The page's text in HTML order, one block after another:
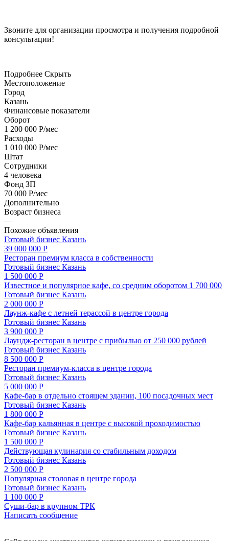
Звоните для организации просмотра и получения подробной
консультации!
Подробнее Скрыть
Местоположение
Город
Казань
Финансовые показатели
Оборот
1 200 000 Р/мес
Расходы
1 010 000 Р/мес
Штат
Сотрудники
4 человека
Фонд ЗП
70 000 Р/мес
Дополнительно
Возраст бизнеса
—
Похожие объявления
Готовый бизнес Казань
39 000 000 Р
Ресторан премиум класса в собственности
Готовый бизнес Казань
1 500 000 Р
Известное и популярное кафе, со средним оборотом 1 700 000
Готовый бизнес Казань
2 000 000 Р
Лаунж-кафе с летней терассой в центре города
Готовый бизнес Казань
3 900 000 Р
Лаундж-ресторан в центре с прибылью от 250 000 рублей
Готовый бизнес Казань
8 500 000 Р
Ресторан премиум-класса в центре города
Готовый бизнес Казань
5 000 000 Р
Кафе-бар в отдельно стоящем здании, 100 посадочных мест
Готовый бизнес Казань
1 800 000 Р
Кафе-бар кальянная в центре с высокой проходимостью
Готовый бизнес Казань
1 500 000 Р
Действующая кулинария со стабильным доходом
Готовый бизнес Казань
2 500 000 Р
Популярная столовая в центре города
Готовый бизнес Казань
1 100 000 Р
Суши-бар в крупном ТРК
Написать сообщение